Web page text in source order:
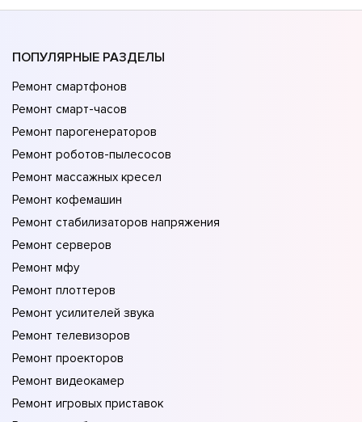
ПОПУЛЯРНЫЕ РАЗДЕЛЫ
Ремонт смартфонов
Ремонт смарт-часов
Ремонт парогенераторов
Ремонт роботов-пылесосов
Ремонт массажных кресел
Ремонт кофемашин
Ремонт стабилизаторов напряжения
Ремонт серверов
Ремонт мфу
Ремонт плоттеров
Ремонт усилителей звука
Ремонт телевизоров
Ремонт проекторов
Ремонт видеокамер
Ремонт игровых приставок